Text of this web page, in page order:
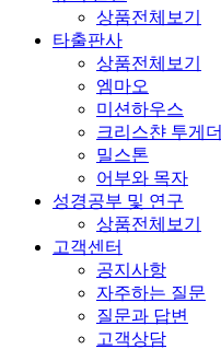
상품전체보기
타출판사
상품전체보기
엠마오
미션하우스
크리스챤 투게더
밀스톤
어부와 목자
성경공부 및 연구
상품전체보기
고객센터
공지사항
자주하는 질문
질문과 답변
고객상담